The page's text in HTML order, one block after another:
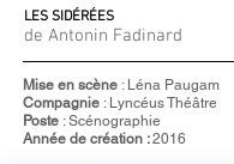
LES SIDÉRÉES
de Antonin Fadinard
Mise en scène : Léna Paugam
Compagnie : Lyncéus Théâtre
Poste : Scénographie
Année de création :2016